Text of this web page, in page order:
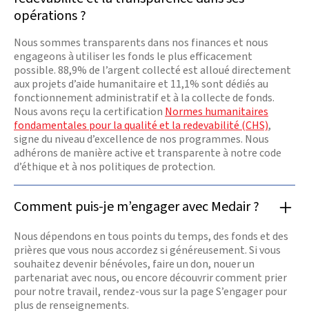
opérations ?
Nous sommes transparents dans nos finances et nous
engageons à utiliser les fonds le plus efficacement
possible. 88,9% de l’argent collecté est alloué directement
aux projets d’aide humanitaire et 11,1% sont dédiés au
fonctionnement administratif et à la collecte de fonds.
Nous avons reçu la certification Normes humanitaires
fondamentales pour la qualité et la redevabilité (CHS),
signe du niveau d’excellence de nos programmes. Nous
adhérons de manière active et transparente à notre code
d’éthique et à nos politiques de protection.
Comment puis-je m’engager avec Medair ?
Nous dépendons en tous points du temps, des fonds et des
prières que vous nous accordez si généreusement. Si vous
souhaitez devenir bénévoles, faire un don, nouer un
partenariat avec nous, ou encore découvrir comment prier
pour notre travail, rendez-vous sur la page S’engager pour
plus de renseignements.